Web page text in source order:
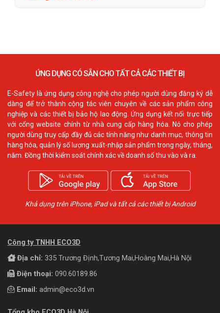
ỨNG DỤNG CÓ SẴN CHO TẤT CẢ CÁC THIẾT BỊ
E-Safety là ứng dụng công nghệ cho phép người dùng đăng ký dễ
dàng để trở thành cộng tác viên chuyên về các sản phẩm công
nghiệp và các thiết bị bảo hộ lao động. Ứng dụng kết nối trực tiếp
với cổng website chính từ nhà cung cấp hàng hóa. Nó cho phép
người dùng truy cấp đầy đủ các tính năng như danh mục, thông tin
hàng hóa, quản lý số lượng xuất-nhập sản phẩm trong ngày, tháng,
năm. Đồng thời kiểm soát chính xác về doanh số thu vào và ra.
Khả dụng trên iPhone, iPad và tất cả các thiết bị Android
Công ty TNHH ECO3D
Địa chỉ: 335 Trương Định,Tương Mai,Hoàng Mai,Hà Nội
Điện thoại: 090.60189.86
Email: admin@eco3d.vn